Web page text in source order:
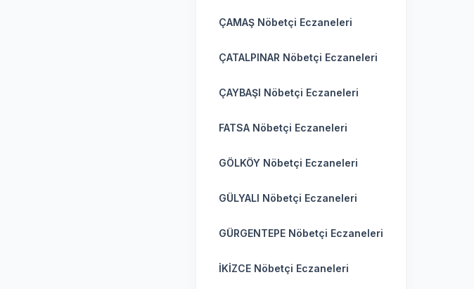
ÇAMAŞ Nöbetçi Eczaneleri
ÇATALPINAR Nöbetçi Eczaneleri
ÇAYBAŞI Nöbetçi Eczaneleri
FATSA Nöbetçi Eczaneleri
GÖLKÖY Nöbetçi Eczaneleri
GÜLYALI Nöbetçi Eczaneleri
GÜRGENTEPE Nöbetçi Eczaneleri
İKİZCE Nöbetçi Eczaneleri